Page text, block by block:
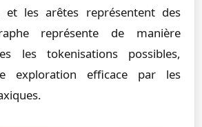
et les arêtes représentent des
représente de manière
les tokenisations possibles,
exploration efficace par les